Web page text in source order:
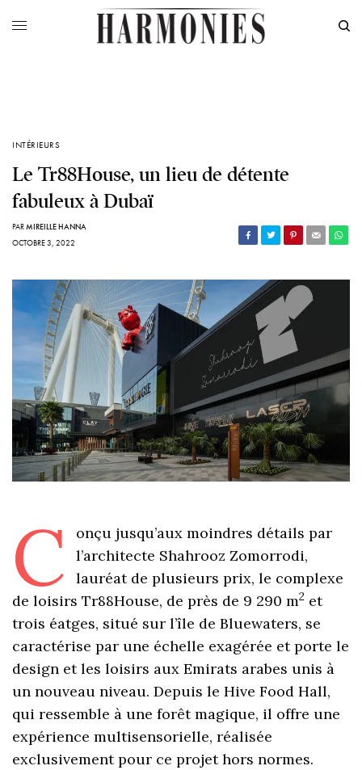
INTÉRIEURS
Le Tr88House, un lieu de détente
fabuleux à Dubaï
PARMIREILLE HANNA
OCTOBRE 3, 2022
C
onçu jusqu’aux moindres détails par
l’architecte Shahrooz Zomorrodi,
lauréat de plusieurs prix, le complexe
de loisirs Tr88House, de près de 9 290 m2 et
trois éatges, situé sur l’île de Bluewaters, se
caractérise par une échelle exagérée et porte le
design et les loisirs aux Emirats arabes unis à
un nouveau niveau. Depuis le Hive Food Hall,
qui ressemble à une forêt magique, il offre une
expérience multisensorielle, réalisée
exclusivement pour ce projet hors normes.